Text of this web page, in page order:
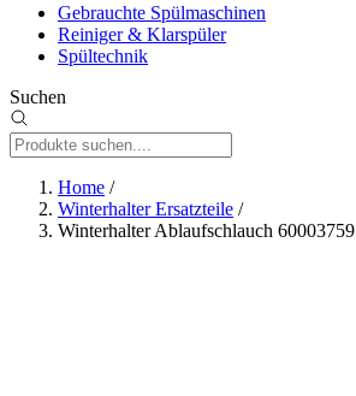
Gebrauchte Spülmaschinen
Reiniger & Klarspüler
Spültechnik
Suchen
Home /
Winterhalter Ersatzteile /
Winterhalter Ablaufschlauch 60003759